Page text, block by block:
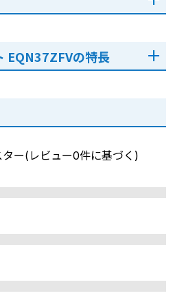
EQN37ZFVの特長
ー(レビュー0件に基づく)